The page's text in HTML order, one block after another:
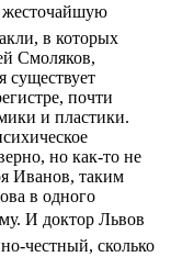
жесточайшую
в которых
Смоляков,
существует
почти
и пластики.
но как-то не
Иванов, таким
в одного
И доктор Львов 
честный, сколько